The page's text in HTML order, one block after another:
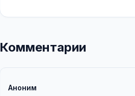
Комментарии
Аноним